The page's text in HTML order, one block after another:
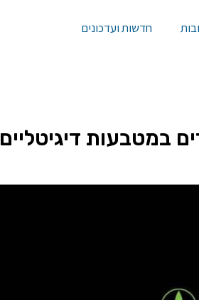
חדשות ועדכונים
במטבעות דיגיטליים